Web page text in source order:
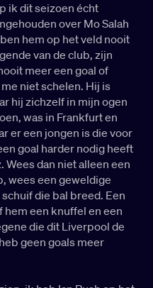
ik dit seizoen écht
over Mo Salah
hem op het veld nooit
van de club, zijn
meer een goal of
niet schelen. Hij is
hij zichzelf in mijn ogen
was in Frankfurt en
er een jongen is die voor
goal harder nodig heeft
Wees dan niet alleen een
wees een geweldige
die bal breed. Een
hem een knuffel en een
die dit Liverpool de
geen goals meer